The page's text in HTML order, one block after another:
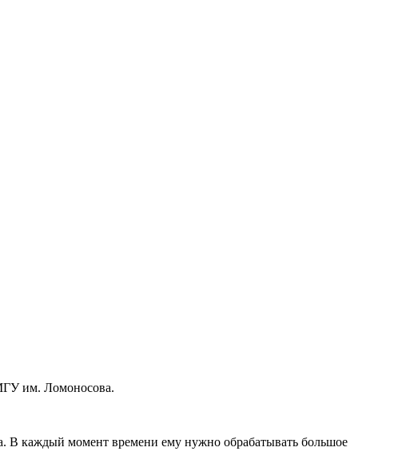
им. Ломоносова.
В каждый момент времени ему нужно обрабатывать большое